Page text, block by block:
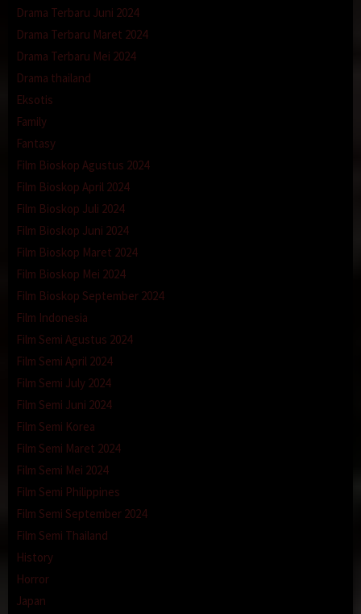
Drama Terbaru Juni 2024
Drama Terbaru Maret 2024
Drama Terbaru Mei 2024
Drama thailand
Eksotis
Family
Fantasy
Film Bioskop Agustus 2024
Film Bioskop April 2024
Film Bioskop Juli 2024
Film Bioskop Juni 2024
Film Bioskop Maret 2024
Film Bioskop Mei 2024
Film Bioskop September 2024
Film Indonesia
Film Semi Agustus 2024
Film Semi April 2024
Film Semi July 2024
Film Semi Juni 2024
Film Semi Korea
Film Semi Maret 2024
Film Semi Mei 2024
Film Semi Philippines
Film Semi September 2024
Film Semi Thailand
History
Horror
Japan